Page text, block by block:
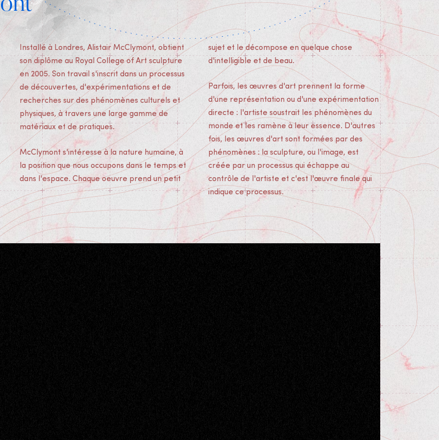
Installé à Londres, Alistair McClymont, obtient
son diplôme au Royal College of Art sculpture
en 2005. Son travail s'inscrit dans un processus
de découvertes, d'expérimentations et de
recherches sur des phénomènes culturels et
physiques, à travers une large gamme de
matériaux et de pratiques.
McClymont s'intéresse à la nature humaine, à
la position que nous occupons dans le temps et
dans l'espace. Chaque oeuvre prend un petit
sujet et le décompose en quelque chose
d'intelligible et de beau.
Parfois, les œuvres d'art prennent la forme
d'une représentation ou d'une expérimentation
directe : l'artiste soustrait les phénomènes du
monde et les ramène à leur essence. D'autres
fois, les œuvres d'art sont formées par des
phénomènes : la sculpture, ou l'image, est
créée par un processus qui échappe au
contrôle de l'artiste et c'est l'œuvre finale qui
indique ce processus.